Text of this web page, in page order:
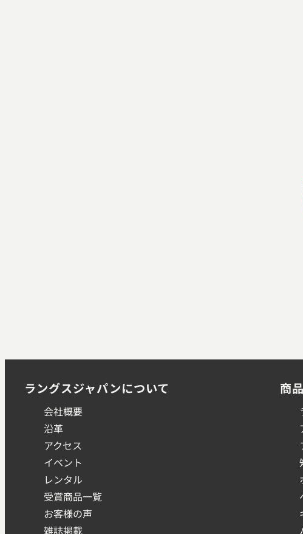
ラングスジャパンについて
会社概要
沿革
アクセス
イベント
レンタル
受賞商品一覧
お客様の声
雑誌掲載
商